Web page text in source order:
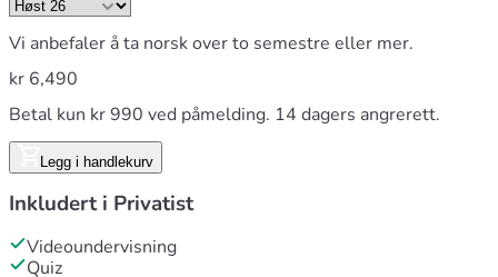
Vi anbefaler å ta norsk over to semestre eller mer.
kr 6,490
Betal kun kr 990 ved påmelding. 14 dagers angrerett.
Legg i handlekurv
Inkludert i Privatist
Videoundervisning
Quiz